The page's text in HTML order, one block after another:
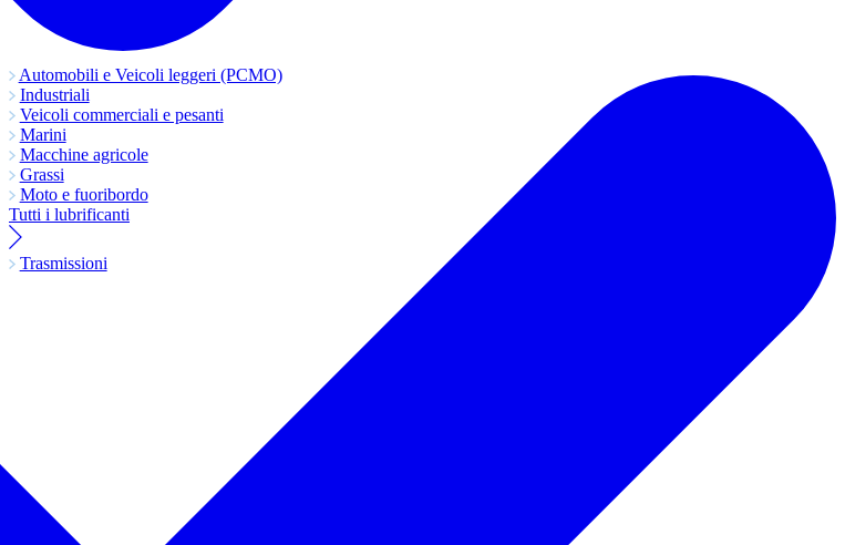
Automobili e Veicoli leggeri (PCMO)
Industriali
Veicoli commerciali e pesanti
Marini
Macchine agricole
Grassi
Moto e fuoribordo
Tutti i lubrificanti
Trasmissioni